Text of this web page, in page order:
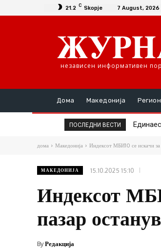
21.2 C Skopje 7 August, 2026
независен информативен
Дома Македонија Регион
ПОСЛЕДНИ ВЕСТИ
дома Македонија Индексот МБИ10 се искачи
МАКЕДОНИЈА 15.10.2025 15:10
Индексот
пазар
ByРедакција